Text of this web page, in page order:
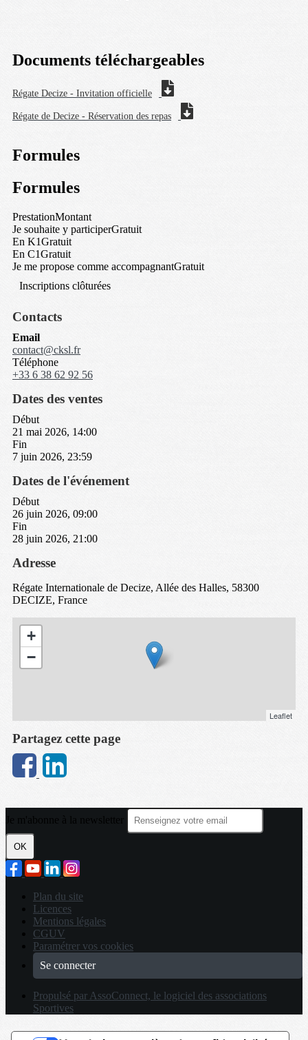
Documents téléchargeables
Régate Decize - Invitation officielle
Régate de Decize - Réservation des repas
Formules
Formules
PrestationMontant
Je souhaite y participerGratuit
En K1Gratuit
En C1Gratuit
Je me propose comme accompagnantGratuit
Inscriptions clôturées
Contacts
Email
contact@cksl.fr
Téléphone
+33 6 38 62 92 56
Dates des ventes
Début
21 mai 2026, 14:00
Fin
7 juin 2026, 23:59
Dates de l'événement
Début
26 juin 2026, 09:00
Fin
28 juin 2026, 21:00
Adresse
Régate Internationale de Decize, Allée des Halles, 58300
DECIZE, France
+
−
Leaflet
Partagez cette page
OK
Plan du site
Licences
Mentions légales
CGUV
Paramétrer vos cookies
Se connecter
Propulsé par AssoConnect, le logiciel des associations
Sportives